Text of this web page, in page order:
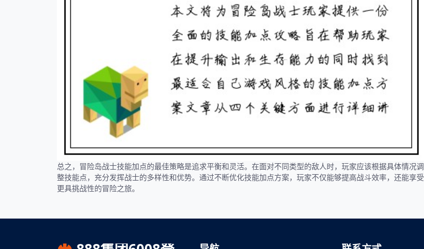
总之，冒险岛战士技能加点的最佳策略是追求平衡和灵活。在面对不同类型的敌人时，玩家应该根据具体情况调
整技能点，充分发挥战士的多样性和优势。通过不断优化技能加点方案，玩家不仅能够提高战斗效率，还能享受
更具挑战性的冒险之旅。